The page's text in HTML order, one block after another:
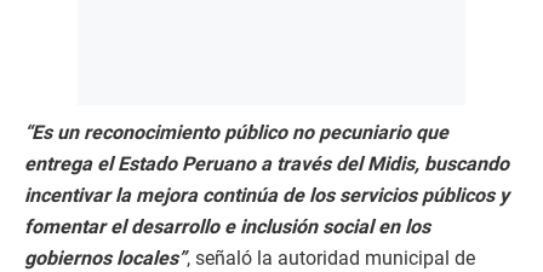
“Es un reconocimiento público no pecuniario que
entrega el Estado Peruano a través del Midis, buscando
incentivar la mejora continúa de los servicios públicos y
fomentar el desarrollo e inclusión social en los
gobiernos locales”, señaló la autoridad municipal de